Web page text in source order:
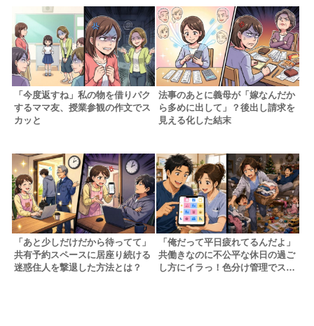
「今度返すね」私の物を借りパク
するママ友、授業参観の作文でス
カッと
法事のあとに義母が「嫁なんだか
ら多めに出して」？後出し請求を
見える化した結末
「あと少しだけだから待ってて」
共有予約スペースに居座り続ける
迷惑住人を撃退した方法とは？
「俺だって平日疲れてるんだよ」
共働きなのに不公平な休日の過ご
し方にイラっ！色分け管理でスッ